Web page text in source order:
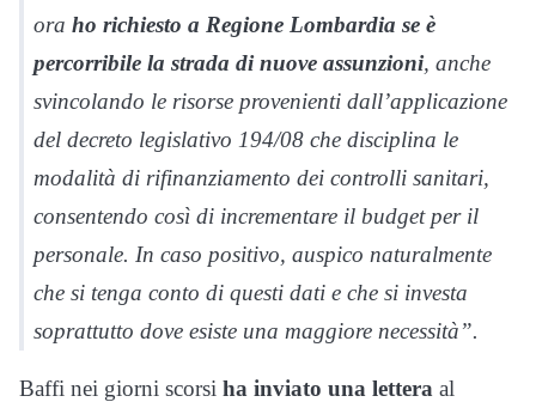
ora ho richiesto a Regione Lombardia se è
percorribile la strada di nuove assunzioni, anche
svincolando le risorse provenienti dall’applicazione
del decreto legislativo 194/08 che disciplina le
modalità di rifinanziamento dei controlli sanitari,
consentendo così di incrementare il budget per il
personale. In caso positivo, auspico naturalmente
che si tenga conto di questi dati e che si investa
soprattutto dove esiste una maggiore necessità”.
Baffi nei giorni scorsi ha inviato una lettera al